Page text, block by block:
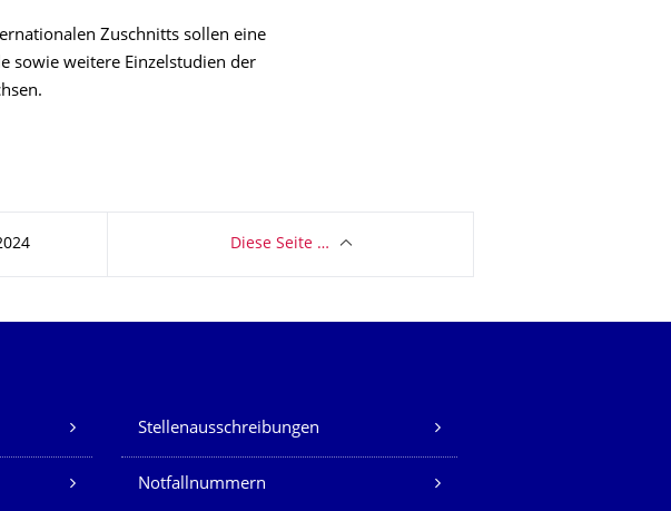
Zuschnitts sollen eine
sowie weitere Einzelstudien der
Diese Seite …
Stellenausschreibungen
Notfallnummern